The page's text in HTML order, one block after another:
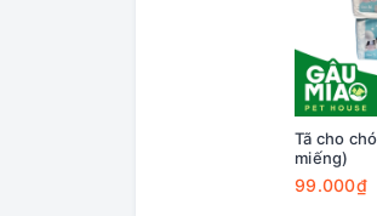
Tã cho
miếng)
99.000₫